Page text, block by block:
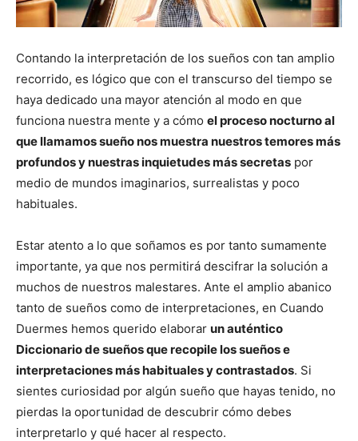
Contando la interpretación de los sueños con tan amplio
recorrido, es lógico que con el transcurso del tiempo se
haya dedicado una mayor atención al modo en que
funciona nuestra mente y a cómo el proceso nocturno al
que llamamos sueño nos muestra nuestros temores más
profundos y nuestras inquietudes más secretas por
medio de mundos imaginarios, surrealistas y poco
habituales.
Estar atento a lo que soñamos es por tanto sumamente
importante, ya que nos permitirá descifrar la solución a
muchos de nuestros malestares. Ante el amplio abanico
tanto de sueños como de interpretaciones, en Cuando
Duermes hemos querido elaborar un auténtico
Diccionario de sueños que recopile los sueños e
interpretaciones más habituales y contrastados. Si
sientes curiosidad por algún sueño que hayas tenido, no
pierdas la oportunidad de descubrir cómo debes
interpretarlo y qué hacer al respecto.